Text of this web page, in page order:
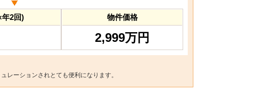
2回) 物件価格
2,999万円
レーションされとても便利になります。